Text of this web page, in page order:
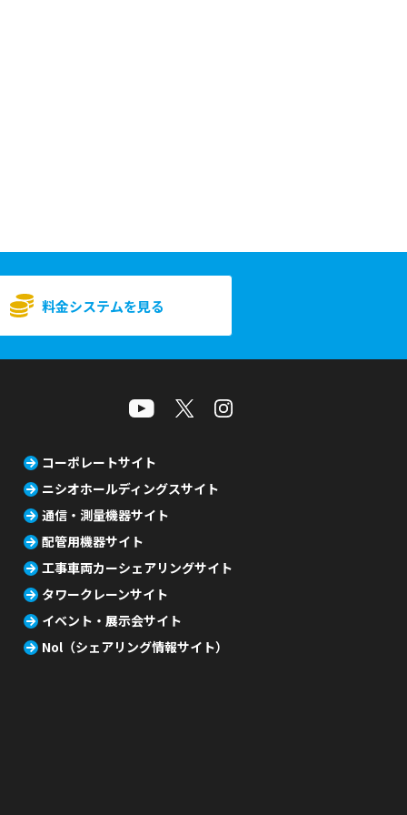
料金システムを見る
コーポレートサイト
ニシオホールディングスサイト
通信・測量機器サイト
配管用機器サイト
工事車両カーシェアリングサイト
タワークレーンサイト
イベント・展示会サイト
Nol（シェアリング情報サイト）